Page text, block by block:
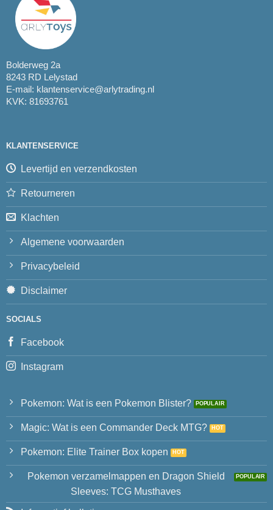
Bolderweg 2a
8243 RD Lelystad
E-mail: klantenservice@arlytrading.nl
KVK: 81693761
KLANTENSERVICE
Levertijd en verzendkosten
Retourneren
Klachten
Algemene voorwaarden
Privacybeleid
Disclaimer
SOCIALS
Facebook
Instagram
Pokemon: Wat is een Pokemon Blister?
Magic: Wat is een Commander Deck MTG?
Pokemon: Elite Trainer Box kopen
Pokemon verzamelmappen en Dragon Shield
Sleeves: TCG Musthaves